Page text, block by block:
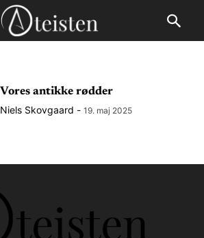
Vores antikke rødder
Niels Skovgaard - 19. maj 2025